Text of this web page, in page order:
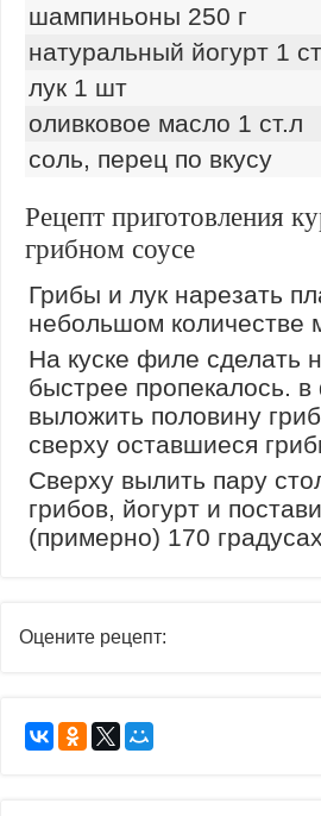
шампиньоны 250 г
натуральный йогурт 1
лук 1 шт
оливковое масло 1 ст.л
соль, перец по вкусу
Рецепт приготовления
грибном соусе
Грибы и лук нарезать
небольшом количестве
На куске филе сделать
быстрее пропекалось.
выложить половину
сверху оставшиеся
Сверху вылить пару
грибов, йогурт и
(примерно) 170
Оцените рецепт: